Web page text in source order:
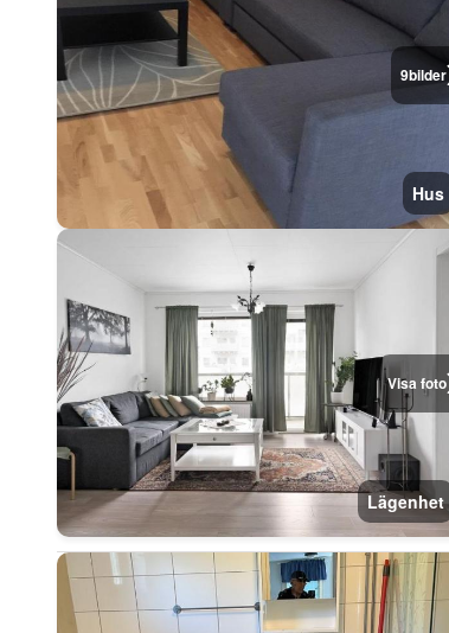
9bilder
Hus
Visa foto
Lägenhet